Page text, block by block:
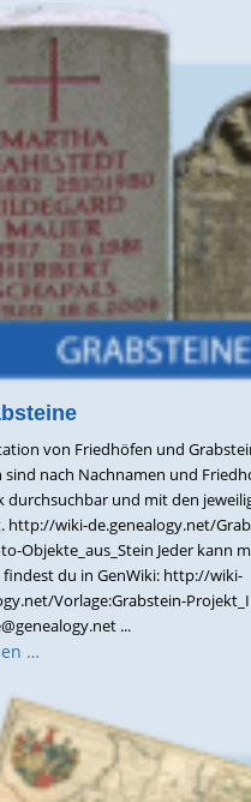
von Friedhöfen und
sind nach Nachnamen und
durchsuchbar und mit den
http://wiki-de.genealogy.net/
Objekte_aus_Stein Jeder kann
findest du in GenWiki: http://wiki-
Vorlage:Grabstein-
...
…